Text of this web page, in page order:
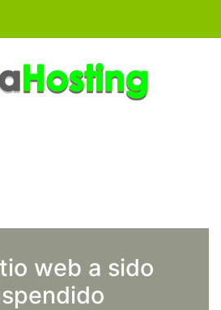
web a sido